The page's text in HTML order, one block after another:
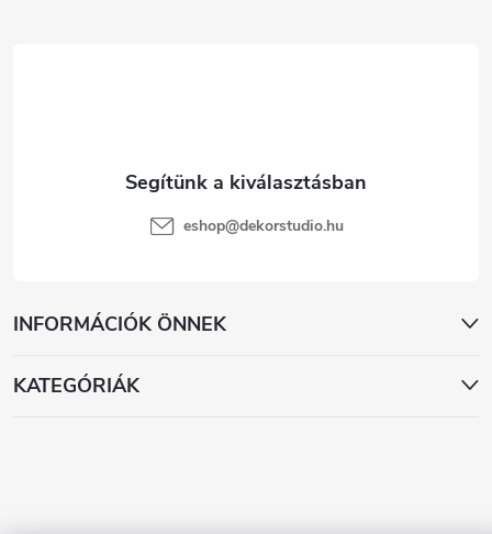
INFORMÁCIÓK ÖNNEK
KATEGÓRIÁK
eshop@dekorstudio.hu